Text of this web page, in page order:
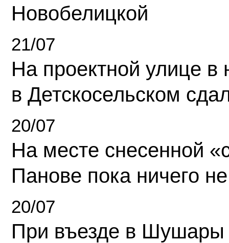
Новобелицкой
21/07
На проектной улице
в Детскосельском
20/07
На месте снесенной
Панове пока ничего
20/07
При въезде в Шушары